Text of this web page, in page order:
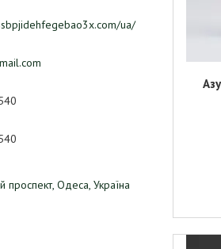
ua/
проспект, Одеса, Україна